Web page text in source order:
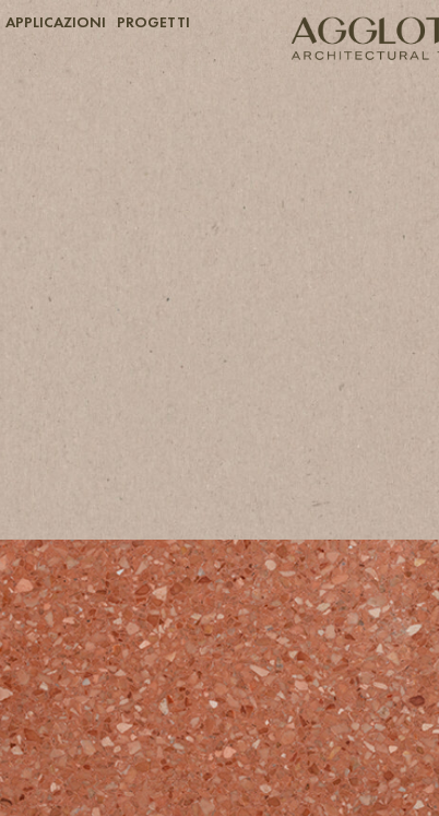
APPLICAZIONI PROGETTI